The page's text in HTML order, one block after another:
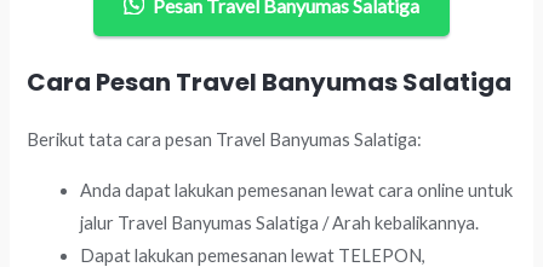
Pesan Travel Banyumas Salatiga
Cara Pesan Travel Banyumas Salatiga
Berikut tata cara pesan Travel Banyumas Salatiga:
Anda dapat lakukan pemesanan lewat cara online untuk
jalur Travel Banyumas Salatiga / Arah kebalikannya.
Dapat lakukan pemesanan lewat TELEPON,